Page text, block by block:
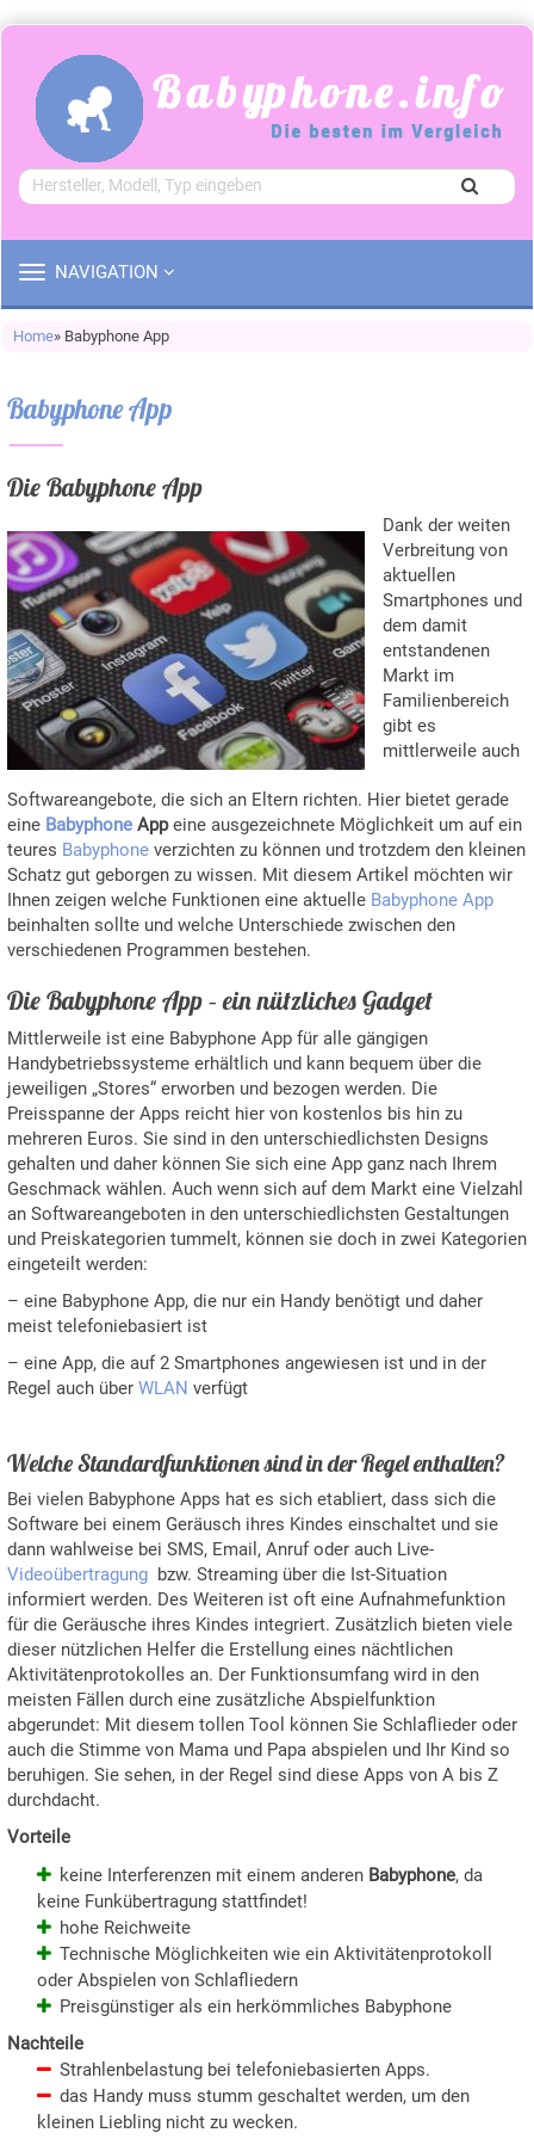
TOGGLE
NAVIGATION
Home» Babyphone App
Babyphone App
Die Babyphone App
Dank der weiten
Verbreitung von
aktuellen
Smartphones und
dem damit
entstandenen
Markt im
Familienbereich
gibt es
mittlerweile auch
Softwareangebote, die sich an Eltern richten. Hier bietet gerade
eine Babyphone Appeine ausgezeichnete Möglichkeit um auf ein
teures Babyphone verzichten zu können und trotzdem den kleinen
Schatz gut geborgen zu wissen. Mit diesem Artikel möchten wir
Ihnen zeigen welche Funktionen eine aktuelle Babyphone App
beinhalten sollte und welche Unterschiede zwischen den
verschiedenen Programmen bestehen.
Die Babyphone App – ein nützliches Gadget
Mittlerweile ist eine Babyphone App für alle gängigen
Handybetriebssysteme erhältlich und kann bequem über die
jeweiligen „Stores“ erworben und bezogen werden. Die
Preisspanne der Apps reicht hier von kostenlos bis hin zu
mehreren Euros. Sie sind in den unterschiedlichsten Designs
gehalten und daher können Sie sich eine App ganz nach Ihrem
Geschmack wählen. Auch wenn sich auf dem Markt eine Vielzahl
an Softwareangeboten in den unterschiedlichsten Gestaltungen
und Preiskategorien tummelt, können sie doch in zwei Kategorien
eingeteilt werden:
– eine Babyphone App, die nur ein Handy benötigt und daher
meist telefoniebasiert ist
– eine App, die auf 2 Smartphones angewiesen ist und in der
Regel auch über WLAN verfügt
Welche Standardfunktionen sind in der Regel enthalten?
Bei vielen Babyphone Apps hat es sich etabliert, dass sich die
Software bei einem Geräusch ihres Kindes einschaltet und sie
dann wahlweise bei SMS, Email, Anruf oder auch Live-
Videoübertragung bzw. Streaming über die Ist-Situation
informiert werden. Des Weiteren ist oft eine Aufnahmefunktion
für die Geräusche ihres Kindes integriert. Zusätzlich bieten viele
dieser nützlichen Helfer die Erstellung eines nächtlichen
Aktivitätenprotokolles an. Der Funktionsumfang wird in den
meisten Fällen durch eine zusätzliche Abspielfunktion
abgerundet: Mit diesem tollen Tool können Sie Schlaflieder oder
auch die Stimme von Mama und Papa abspielen und Ihr Kind so
beruhigen. Sie sehen, in der Regel sind diese Apps von A bis Z
durchdacht.
Vorteile
keine Interferenzen mit einem anderen Babyphone, da
keine Funkübertragung stattfindet!
hohe Reichweite
Technische Möglichkeiten wie ein Aktivitätenprotokoll
oder Abspielen von Schlafliedern
Preisgünstiger als ein herkömmliches Babyphone
Nachteile
Strahlenbelastung bei telefoniebasierten Apps.
das Handy muss stumm geschaltet werden, um den
kleinen Liebling nicht zu wecken.